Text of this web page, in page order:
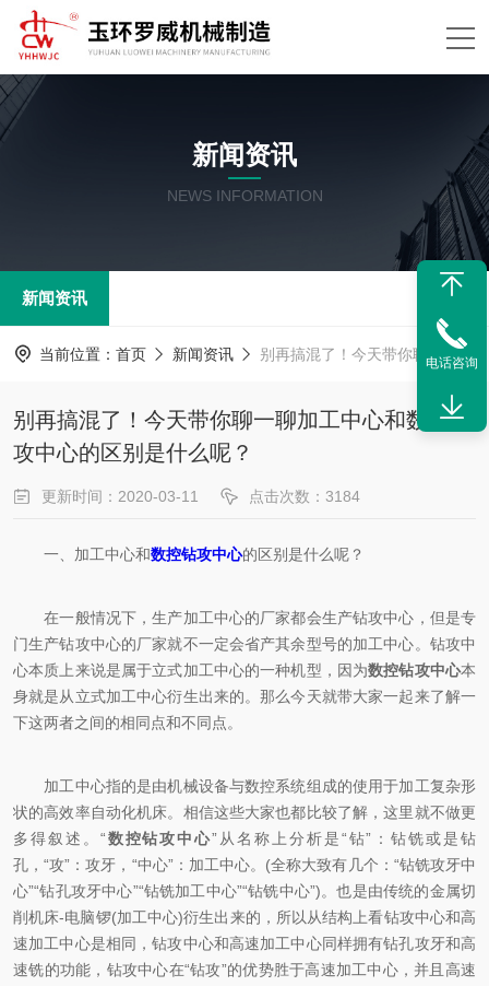
新闻资讯
NEWS INFORMATION
新闻资讯
当前位置： 首页 新闻资讯 别再搞混了！今天带你聊一聊加工中心和数控钻攻中心的区别是什么呢？
别再搞混了！今天带你聊一聊加工中心和数控钻
攻中心的区别是什么呢？
更新时间：2020-03-11 点击次数：3184
一、加工中心和数控钻攻中心的区别是什么呢？
在一般情况下，生产加工中心的厂家都会生产钻攻中心，但是专
门生产钻攻中心的厂家就不一定会省产其余型号的加工中心。钻攻中
心本质上来说是属于立式加工中心的一种机型，因为数控钻攻中心本
身就是从立式加工中心衍生出来的。那么今天就带大家一起来了解一
下这两者之间的相同点和不同点。
加工中心指的是由机械设备与数控系统组成的使用于加工复杂形
状的高效率自动化机床。相信这些大家也都比较了解，这里就不做更
多得叙述。“数控钻攻中心”从名称上分析是“钻”：钻铣或是钻
孔，“攻”：攻牙，“中心”：加工中心。(全称大致有几个：“钻铣攻牙中
心”“钻孔攻牙中心”“钻铣加工中心”“钻铣中心”)。也是由传统的金属切
削机床-电脑锣(加工中心)衍生出来的，所以从结构上看钻攻中心和高
速加工中心是相同，钻攻中心和高速加工中心同样拥有钻孔攻牙和高
速铣的功能，钻攻中心在“钻攻”的优势胜于高速加工中心，并且高速
电话咨询